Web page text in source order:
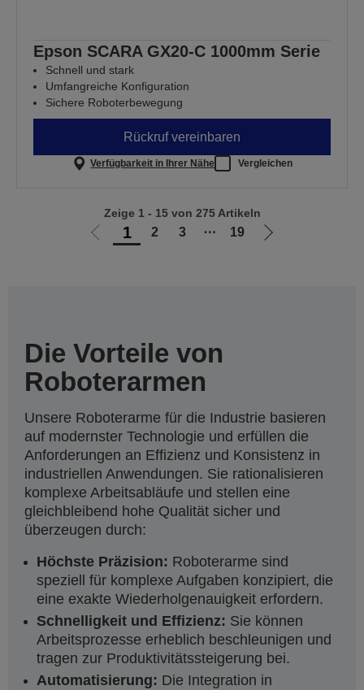
Epson SCARA GX20-C 1000mm Serie
Schnell und stark
Umfangreiche Konfiguration
Sichere Roboterbewegung
Rückruf vereinbaren
Verfügbarkeit in Ihrer Nähe Vergleichen
Zur
1 2 3 ⋯ 19
Zur
Zeige 1 - 15 von 275 Artikeln
Die Vorteile von
Roboterarmen
Unsere Roboterarme für die Industrie basieren
auf modernster Technologie und erfüllen die
Anforderungen an Effizienz und Konsistenz in
industriellen Anwendungen. Sie rationalisieren
komplexe Arbeitsabläufe und stellen eine
gleichbleibend hohe Qualität sicher und
überzeugen durch:
Höchste Präzision: Roboterarme sind
speziell für komplexe Aufgaben konzipiert, die
eine exakte Wiederholgenauigkeit erfordern.
Schnelligkeit und Effizienz: Sie können
Arbeitsprozesse erheblich beschleunigen und
tragen zur Produktivitätssteigerung bei.
Automatisierung: Die Integration in